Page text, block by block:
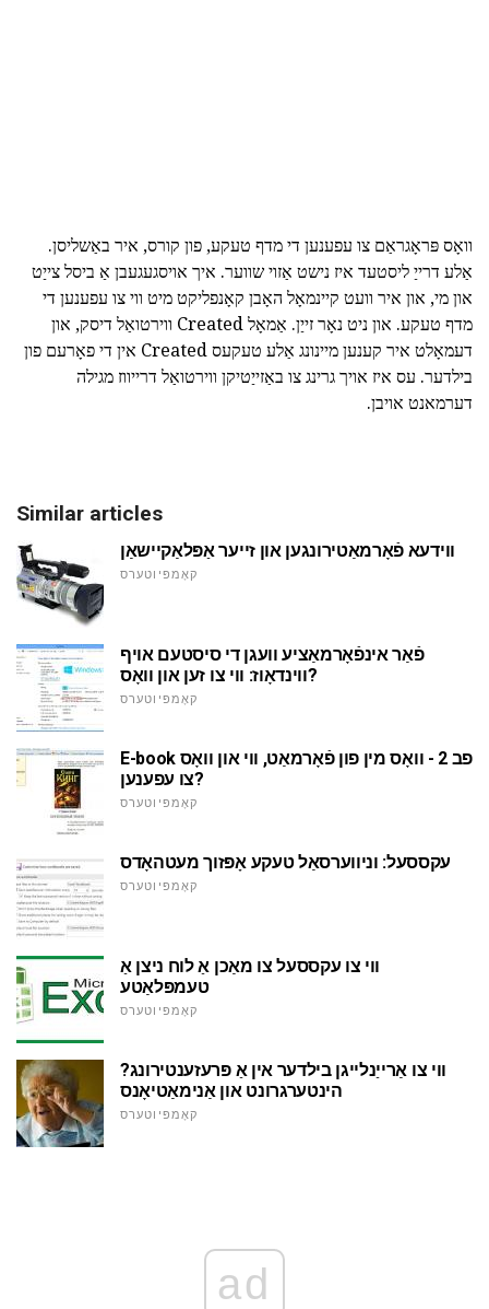
וואָס פּראָגראַם צו עפענען די מדף טעקע, פון קורס, איר באַשליסן.
אַלע דרייַ ליסטעד איז נישט אַזוי שווער. איך אויסגעגעבן אַ ביסל צייַט
און מי, און איר וועט קיינמאָל האָבן קאָנפליקט מיט ווי צו עפענען די
מדף טעקע. און ניט נאָר זייַן. אַמאָל Created ווירטואַל דיסק, און
דעמאָלט איר קענען מיינונג אַלע טעקעס Created אין די פאָרעם פון
בילדער. עס איז אויך גרינג צו באַזייַטיקן ווירטואַל דרייווז מגילה
דערמאנט אויבן.
Similar articles
ווידעא פֿאָרמאַטירונגען און זייער אַפּלאַקיישאַן
קאָמפּיוטערס
פֿאַר אינפֿאָרמאַציע וועגן די סיסטעם אויף
ווינדאָוז: ווי צו זען און וואָס?
קאָמפּיוטערס
E-book פב 2 - וואָס מין פון פֿאָרמאַט, ווי און וואָס
צו עפענען?
קאָמפּיוטערס
עקססעל: וניווערסאַל טעקע אָפּזוך מעטהאָדס
קאָמפּיוטערס
ווי צו עקססעל צו מאַכן אַ לוח ניצן אַ
טעמפּלאַטע
קאָמפּיוטערס
ווי צו אַרייַנלייגן בילדער אין אַ פּרעזענטירונג?
הינטערגרונט און אַנימאַטיאָנס
קאָמפּיוטערס
ad